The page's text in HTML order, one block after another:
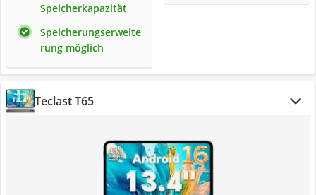
Speicherkapazität
Speicherungserweite
rung möglich
Teclast T65